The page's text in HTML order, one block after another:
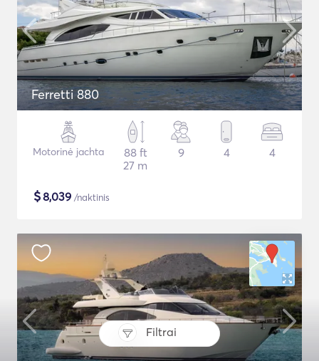
Filtrai
Ferretti 880
Motorinė jachta
88 ft
27 m
9 4 4
$8,039 /naktinis